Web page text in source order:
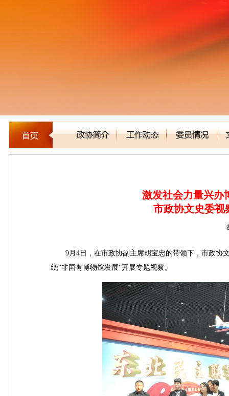
激发社会力量兴办
市政协文史委视
9月4日，在市政协副主席胡宝忠的带领下，市政协
绕“非国有博物馆发展”开展专题视察。